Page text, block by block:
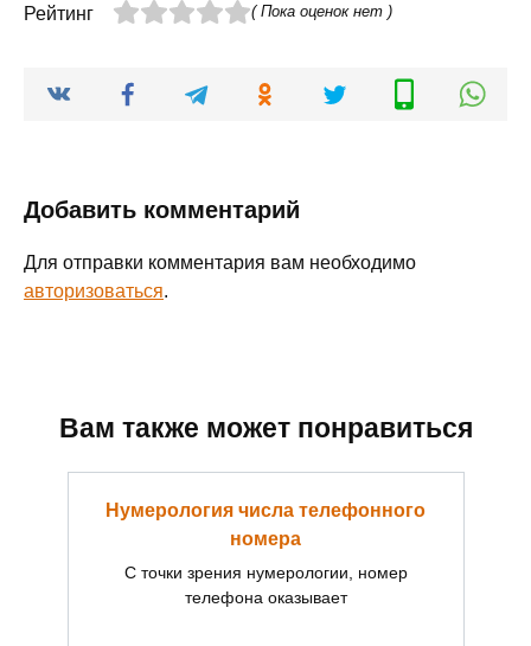
Рейтинг ( Пока оценок нет )
Добавить комментарий
Для отправки комментария вам необходимо
авторизоваться.
Вам также может понравиться
Нумерология числа телефонного
номера
С точки зрения нумерологии, номер
телефона оказывает